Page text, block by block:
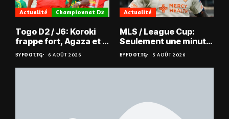
Actualité Championnat D2
Togo D2 / J6: Koroki
frappe fort, Agaza et la
JCA assurent,
suspense avant Sara
FC – Doumbé FC
BYFOOT.TG 6 AOÛT 2026
Actualité
MLS / League Cup:
Seulement une minute
de jeu pour Kévin
Denkey
BYFOOT.TG 5 AOÛT 2026